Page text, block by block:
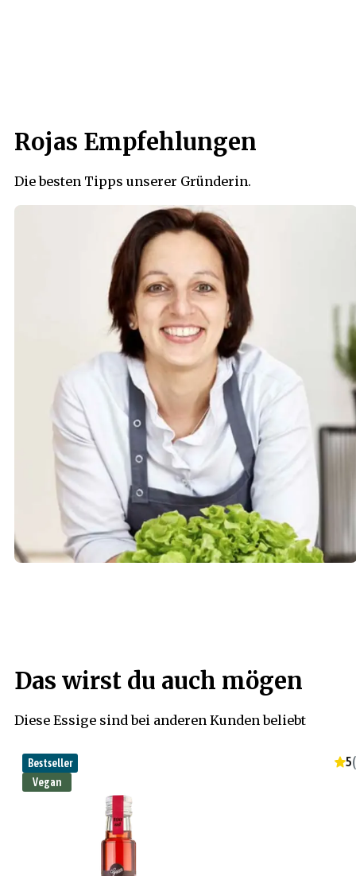
Rojas Empfehlungen
Die besten Tipps unserer Gründerin.
Das wirst du auch mögen
Diese Essige sind bei anderen Kunden beliebt
Bestseller
Vegan
5(